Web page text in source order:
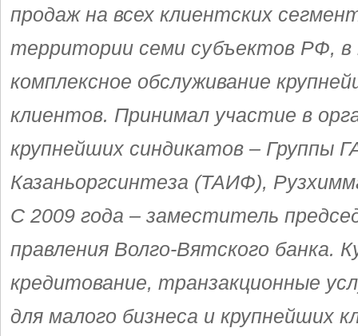
продаж на всех клиентских
территории семи субъектов РФ, в
комплексное обслуживание
клиентов. Принимал участие в
крупнейших синдикатов – Группы
Казаньоргсинтеза (ТАИФ),
С 2009 года – заместитель
правления Волго-Вятского банка.
кредитование, транзакционные
для малого бизнеса и крупнейших